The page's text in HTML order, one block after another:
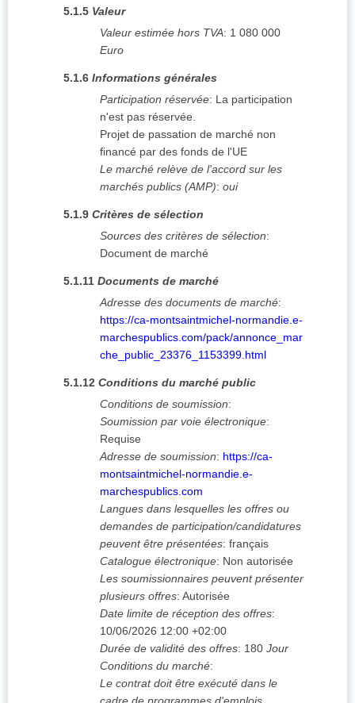
5.1.5 Valeur
Valeur estimée hors TVA: 1 080 000
Euro
5.1.6 Informations générales
Participation réservée: La participation
n'est pas réservée.
Projet de passation de marché non
financé par des fonds de l'UE
Le marché relève de l'accord sur les
marchés publics (AMP): oui
5.1.9 Critères de sélection
Sources des critères de sélection:
Document de marché
5.1.11 Documents de marché
Adresse des documents de marché:
https://ca-montsaintmichel-normandie.e-
marchespublics.com/pack/annonce_mar
che_public_23376_1153399.html
5.1.12 Conditions du marché public
Conditions de soumission:
Soumission par voie électronique:
Requise
Adresse de soumission: https://ca-
montsaintmichel-normandie.e-
marchespublics.com
Langues dans lesquelles les offres ou
demandes de participation/candidatures
peuvent être présentées: français
Catalogue électronique: Non autorisée
Les soumissionnaires peuvent présenter
plusieurs offres: Autorisée
Date limite de réception des offres:
10/06/2026 12:00 +02:00
Durée de validité des offres: 180 Jour
Conditions du marché:
Le contrat doit être exécuté dans le